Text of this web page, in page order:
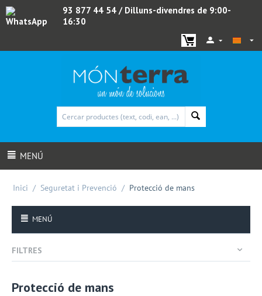
WhatsApp
93 877 44 54 / Dilluns-divendres de 9:00-
16:30
MENÚ
Inici / Seguretat i Prevenció / Protecció de mans
MENÚ
FILTRES
Protecció de mans